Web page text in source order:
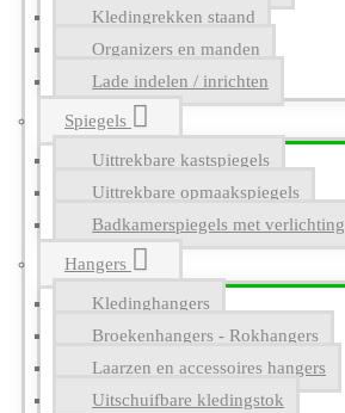
Kledingrekken staand
Organizers en manden
Lade indelen / inrichten
Spiegels
Uittrekbare kastspiegels
Uittrekbare opmaakspiegels
Badkamerspiegels met verlichting
Hangers
Kledinghangers
Broekenhangers - Rokhangers
Laarzen en accessoires hangers
Uitschuifbare kledingstok